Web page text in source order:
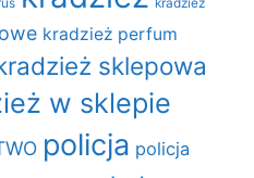
kradzież perfum
sklepowa
w sklepie
policja policja